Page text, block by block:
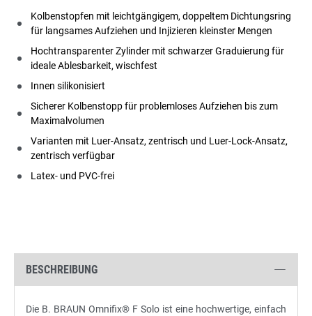
Kolbenstopfen mit leichtgängigem, doppeltem Dichtungsring
für langsames Aufziehen und Injizieren kleinster Mengen
Hochtransparenter Zylinder mit schwarzer Graduierung für
ideale Ablesbarkeit, wischfest
Innen silikonisiert
Sicherer Kolbenstopp für problemloses Aufziehen bis zum
Maximalvolumen
Varianten mit Luer-Ansatz, zentrisch und Luer-Lock-Ansatz,
zentrisch verfügbar
Latex- und PVC-frei
BESCHREIBUNG
Die B. BRAUN Omnifix® F Solo ist eine hochwertige, einfach